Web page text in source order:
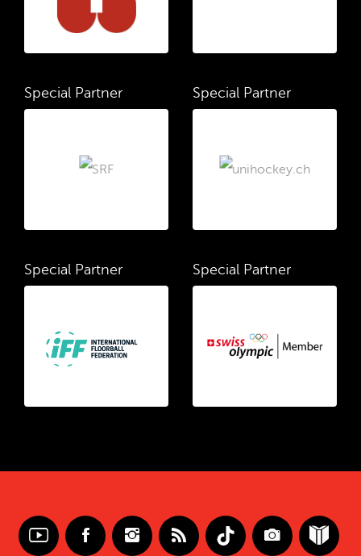
Special Partner Special Partner
Special Partner Special Partner